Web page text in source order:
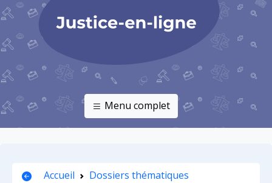
Menu complet
Accueil
Dossiers thématiques